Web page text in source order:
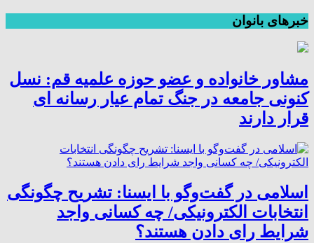
خبرهای بانوان
مشاور خانواده و عضو حوزه علمیه قم: نسل
کنونی جامعه در جنگ تمام عیار رسانه ای
قرار دارند
اسلامی در گفت‌وگو با ایسنا: تشریح چگونگی
انتخابات الکترونیکی/ چه کسانی واجد
شرایط رای دادن هستند؟